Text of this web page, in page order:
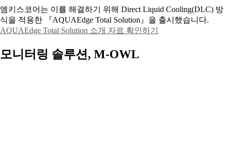
엠키스코어는 이를 해결하기 위해 Direct Liquid Cooling(DLC) 방
식을 적용한 『AQUAEdge Total Solution』을 출시했습니다.
AQUAEdge Total Solution 소개 자료 확인하기
모니터링 솔루션, M-OWL